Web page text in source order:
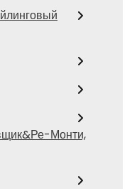
Монти,